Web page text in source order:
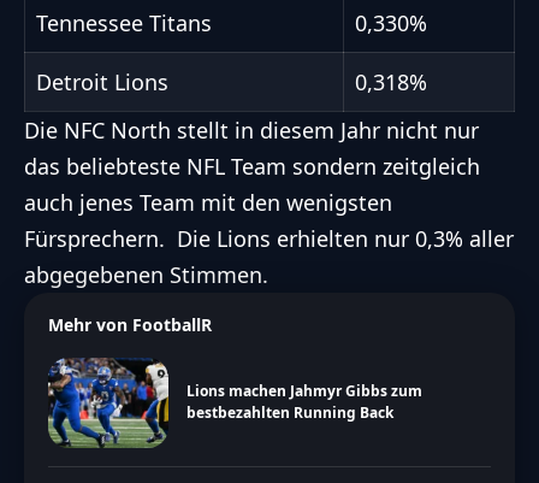
Tennessee Titans 0,330%
Detroit Lions
0,318%
Die NFC North stellt in diesem Jahr nicht nur
das beliebteste NFL Team sondern zeitgleich
auch jenes Team mit den wenigsten
Fürsprechern. Die Lions erhielten nur 0,3% aller
abgegebenen Stimmen.
Mehr von FootballR
Lions machen Jahmyr Gibbs zum
bestbezahlten Running Back